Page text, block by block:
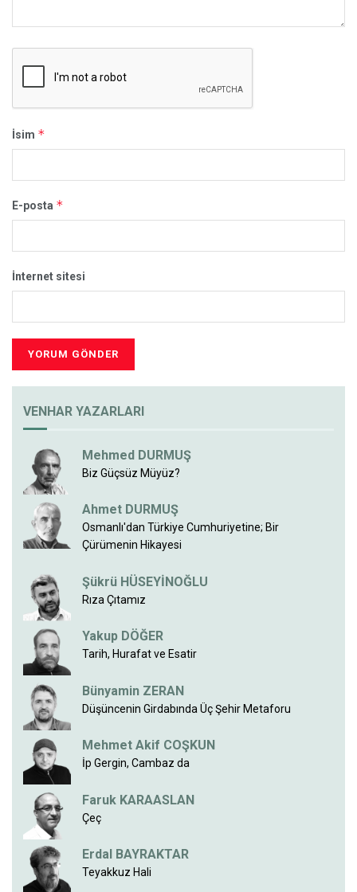
İsim *
E-posta *
İnternet sitesi
VENHAR YAZARLARI
Mehmed DURMUŞ
Biz Güçsüz Müyüz?
Ahmet DURMUŞ
Osmanlı'dan Türkiye Cumhuriyetine; Bir
Çürümenin Hikayesi
Şükrü HÜSEYİNOĞLU
Rıza Çıtamız
Yakup DÖĞER
Tarih, Hurafat ve Esatir
Bünyamin ZERAN
Düşüncenin Girdabında Üç Şehir Metaforu
Mehmet Akif COŞKUN
İp Gergin, Cambaz da
Faruk KARAASLAN
Çeç
Erdal BAYRAKTAR
Teyakkuz Hali